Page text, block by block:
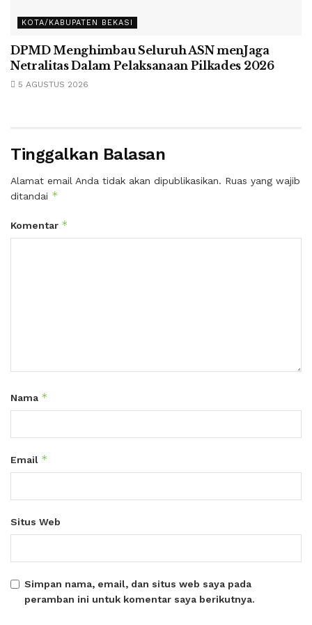
KOTA/KABUPATEN BEKASI
DPMD Menghimbau Seluruh ASN menJaga
Netralitas Dalam Pelaksanaan Pilkades 2026
5 AGUSTUS 2026
Tinggalkan Balasan
Alamat email Anda tidak akan dipublikasikan. Ruas yang wajib
ditandai *
Komentar *
Nama *
Email *
Situs Web
Simpan nama, email, dan situs web saya pada
peramban ini untuk komentar saya berikutnya.